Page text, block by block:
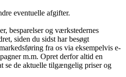
eventuelle afgifter.
besparelser og værkstedernes
siden du sidst har besøgt
fra os via eksempelvis e-
m.m. Opret derfor altid en
se de aktuelle tilgængelig priser og